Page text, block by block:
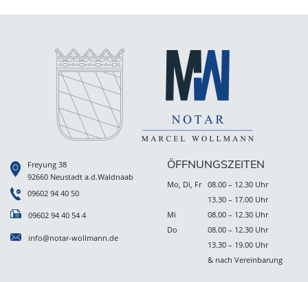
Freyung 38
92660 Neustadt a.d.Waldnaab
09602 94 40 50
09602 94 40 54 4
info@notar-wollmann.de
ÖFFNUNGSZEITEN
Mo, Di, Fr 08.00 – 12.30 Uhr
13.30 – 17.00 Uhr
Mi
08.00 – 12.30 Uhr
Do
08.00 – 12.30 Uhr
13.30 – 19.00 Uhr
& nach Vereinbarung